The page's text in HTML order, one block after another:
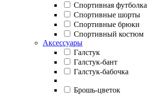
Спортивная футболка
Спортивные шорты
Спортивные брюки
Спортивный костюм
Аксессуары
Галстук
Галстук-бант
Галстук-бабочка
Брошь-цветок